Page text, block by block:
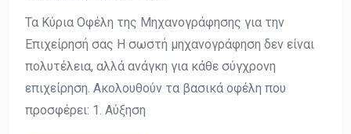
Τα Κύρια Οφέλη της Μηχανογράφησης για την
Επιχείρησή σας Η σωστή μηχανογράφηση δεν είναι
πολυτέλεια, αλλά ανάγκη για κάθε σύγχρονη
επιχείρηση. Ακολουθούν τα βασικά οφέλη που
προσφέρει: 1. Αύξηση